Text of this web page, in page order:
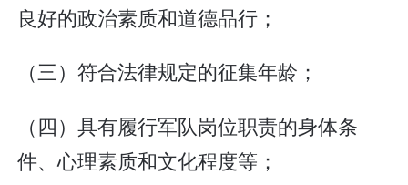
良好的政治素质和道德品行；
（三）符合法律规定的征集年龄；
（四）具有履行军队岗位职责的身体条
件、心理素质和文化程度等；